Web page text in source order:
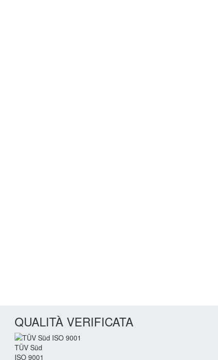
QUALITÀ VERIFICATA
TÜV Süd
ISO 9001